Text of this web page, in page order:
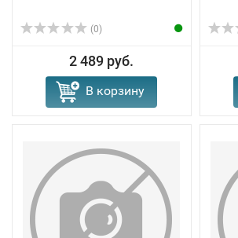
(0)
2 489 руб.
В корзину